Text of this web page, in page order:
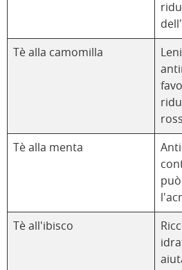
Tè alla camomilla
Tè alla menta
Tè all'ibisco